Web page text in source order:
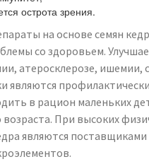
острота зрения.
на основе семян
со здоровьем.
атеросклерозе, ишемии,
являются
в рацион маленьких
При высоких
являются